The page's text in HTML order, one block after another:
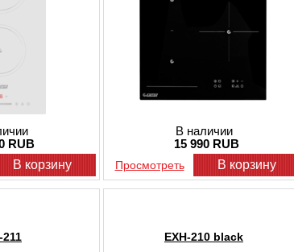
наиболее важные критерии, ориентируясь на
интернет-магазина сможет купить встроенную
и с учетом своих потребностей.
цена которой является выгодной и приемлемой,
также со скидкой, за счет чего покупка является еще
правильный и безошибочный выбор, а также
скидки, предлагаем каждому покупателю
и получить практическую и
а также ответы на любые вопросы относительно
RUB
В корзину
В наличии
15 990 RUB
Просмотреть В корзину
211 EXH-210 black